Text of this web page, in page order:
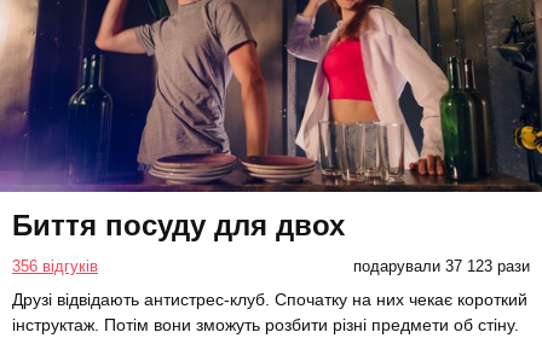
Биття посуду для двох
356 відгуків подарували 37 123 рази
Друзі відвідають антистрес-клуб. Спочатку на них чекає короткий
інструктаж. Потім вони зможуть розбити різні предмети об стіну.